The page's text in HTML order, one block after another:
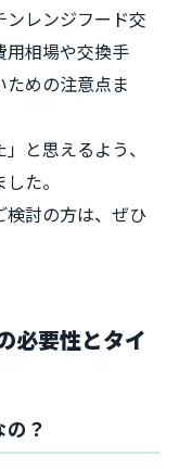
レンジフード交
用相場や交換手
めの注意点ま
と思えるよう、
た。
検討の方は、ぜひ
必要性とタイ
？